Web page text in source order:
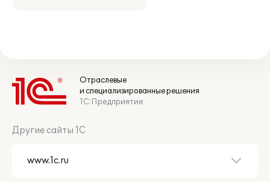
Отраслевые
и специализированные решения
1С:Предприятие
Другие сайты 1С